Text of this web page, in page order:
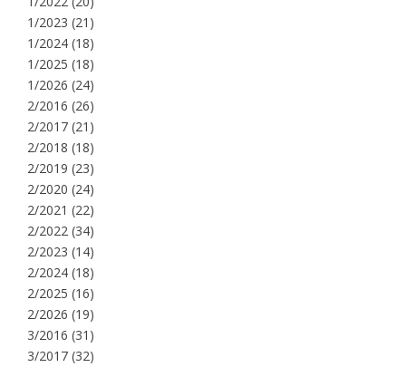
1/2023 (21)
1/2024 (18)
1/2025 (18)
1/2026 (24)
2/2016 (26)
2/2017 (21)
2/2018 (18)
2/2019 (23)
2/2020 (24)
2/2021 (22)
2/2022 (34)
2/2023 (14)
2/2024 (18)
2/2025 (16)
2/2026 (19)
3/2016 (31)
3/2017 (32)